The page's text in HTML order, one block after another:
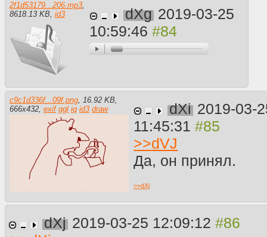
2f1d53179...206.mp3,
8618.13 KB, id3 dXg 2019-03-25
10:59:46
c9c1d336f...09f.png, 16.92 KB,
666x432, exif ggl iq id3 draw dXi 2019-03-
11:45:31
>>dVJ
Да, он принял.
>>dXj
dXj 2019-03-25 12:09:12